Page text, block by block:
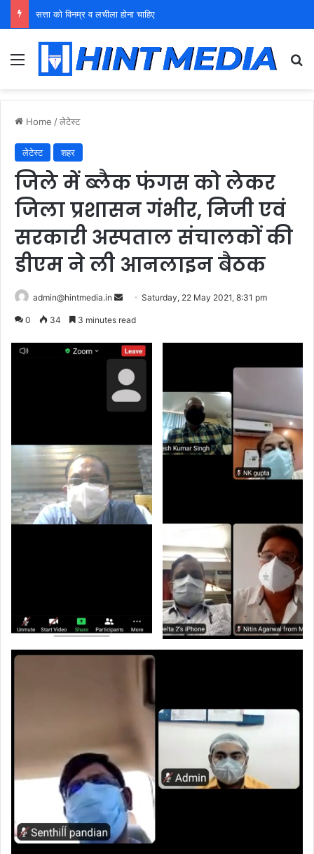
युवा शक्ति को पहचाने बूढ़ा नेतृत्व
Menu
Home /लेटेस्ट
लेटेस्ट शहर
जिले में ब्लैक फंगस को लेकर
जिला प्रशासन गंभीर, निजी एवं
सरकारी अस्पताल संचालकों की
डीएम ने ली आनलाइन बैठक
admin@hintmedia.in
SendSaturday, 22 May 2021, 8:31 pm
0 34 3 minutes read